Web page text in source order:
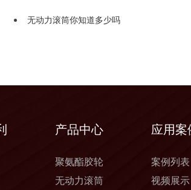
无动力滚筒你知道多少吗
产品中心
聚氨酯胶轮
无动力滚筒
应用案
案例列表
视频展示